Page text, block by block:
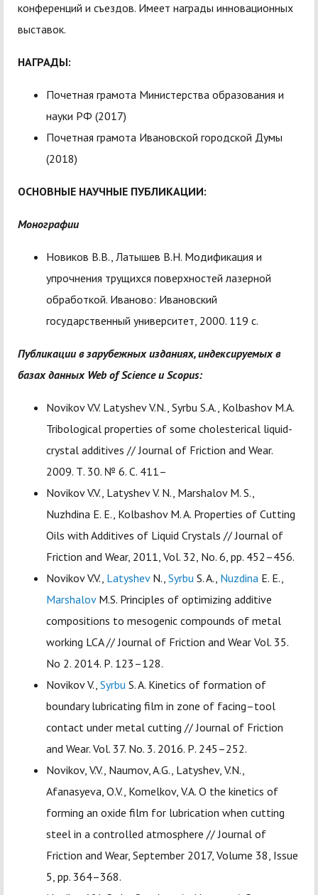
конференций и съездов. Имеет награды инновационных
выставок.
НАГРАДЫ:
Почетная грамота Министерства образования и
науки РФ (2017)
Почетная грамота Ивановской городской Думы
(2018)
ОСНОВНЫЕ НАУЧНЫЕ ПУБЛИКАЦИИ:
Монографии
Новиков В.В., Латышев В.Н. Модификация и
упрочнения трущихся поверхностей лазерной
обработкой. Иваново: Ивановский
государственный университет, 2000. 119 с.
Публикации в зарубежных изданиях, индексируемых в
базах данных Web of Science и Scopus:
Novikov V.V. Latyshev V.N., Syrbu S.A., Kolbashov M.A.
Tribological properties of some cholesterical liquid-
crystal additives // Journal of Friction and Wear.
2009. Т. 30. № 6. С. 411–
Novikov V.V., Latyshev V. N., Marshalov M. S.,
Nuzhdina E. E., Kolbashov M. A. Properties of Cutting
Oils with Additives of Liquid Crystals // Journal of
Friction and Wear, 2011, Vol. 32, No. 6, pp. 452–456.
Novikov V.V., LatyshevN., Syrbu S. A., Nuzdina E. E.,
MarshalovM.S. Principles of optimizing additive
compositions to mesogenic compounds of metal
working LCA // Journal оf Friction аnd Wear Vol. 35.
No 2. 2014. Р. 123–128.
Novikov V., Syrbu S. A. Kinetics of formation of
boundary lubricating film in zone of facing–tool
contact under metal cutting // Journal оf Friction
аnd Wear. Vol. 37. No. 3. 2016. Р. 245–252.
Novikov, V.V., Naumov, A.G., Latyshev, V.N.,
Afanasyeva, O.V., Komelkov, V.A. О the kinetics of
forming an oxide film for lubrication when cutting
steel in a controlled atmosphere // Journal of
Friction and Wear, September 2017, Volume 38, Issue
5, pp. 364–368.